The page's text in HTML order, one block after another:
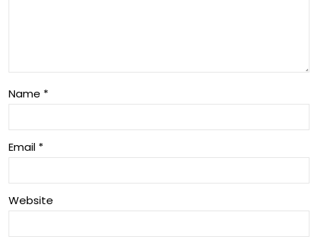
Name *
Email *
Website